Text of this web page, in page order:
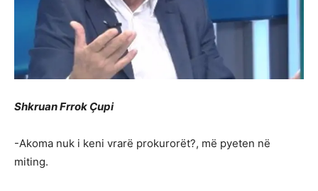
Shkruan Frrok Çupi
-Akoma nuk i keni vrarë prokurorët?, më pyeten në
miting.